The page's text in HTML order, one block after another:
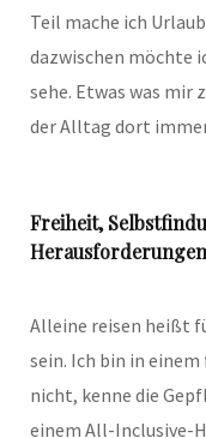
Teil mache ich
dazwischen möchte
sehe. Etwas was mir
der Alltag dort
Freiheit,
Herausforderungen
Alleine reisen heißt
sein. Ich bin in einem
nicht, kenne die
einem All-Inclusive-